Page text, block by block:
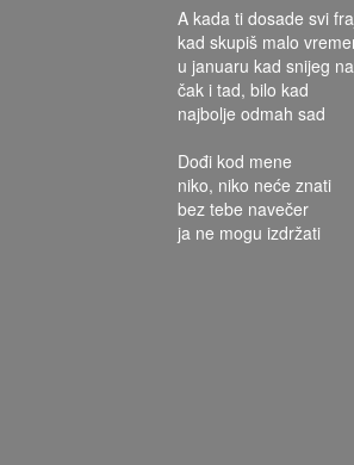
A kada ti dosade svi
kad skupiš malo
u januaru kad snijeg
čak i tad, bilo kad
najbolje odmah sad
Dođi kod mene
niko, niko neće znati
bez tebe navečer
ja ne mogu izdržati